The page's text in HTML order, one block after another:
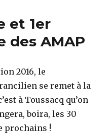
et 1er
des AMAP
2016, le
se remet à la
à Toussacq qu’on
boira, les 30
prochains !